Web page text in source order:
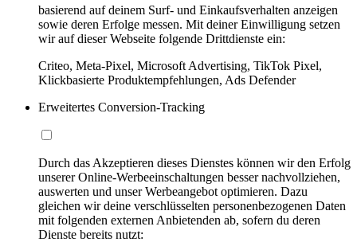
basierend auf deinem Surf- und Einkaufsverhalten anzeigen
sowie deren Erfolge messen. Mit deiner Einwilligung setzen
wir auf dieser Webseite folgende Drittdienste ein:
Criteo, Meta-Pixel, Microsoft Advertising, TikTok Pixel,
Klickbasierte Produktempfehlungen, Ads Defender
Erweitertes Conversion-Tracking
Durch das Akzeptieren dieses Dienstes können wir den Erfolg
unserer Online-Werbeeinschaltungen besser nachvollziehen,
auswerten und unser Werbeangebot optimieren. Dazu
gleichen wir deine verschlüsselten personenbezogenen Daten
mit folgenden externen Anbietenden ab, sofern du deren
Dienste bereits nutzt: